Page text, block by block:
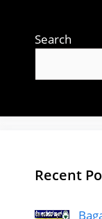
Search
Recent